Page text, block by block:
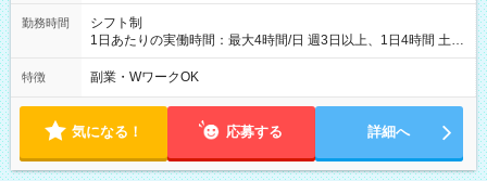
勤務時間
シフト制
1日あたりの実働時間：最大4時間/日 週3日以上、1日4時間 土曜
や日曜のお休みも応相談 16:05～20:05 「昼間のレジの仕事とW
ワークで働きたい」 「夕食後の空いている時間を有効活用した
特徴 副業・WワークOK
気になる！ 応募する 詳細へ